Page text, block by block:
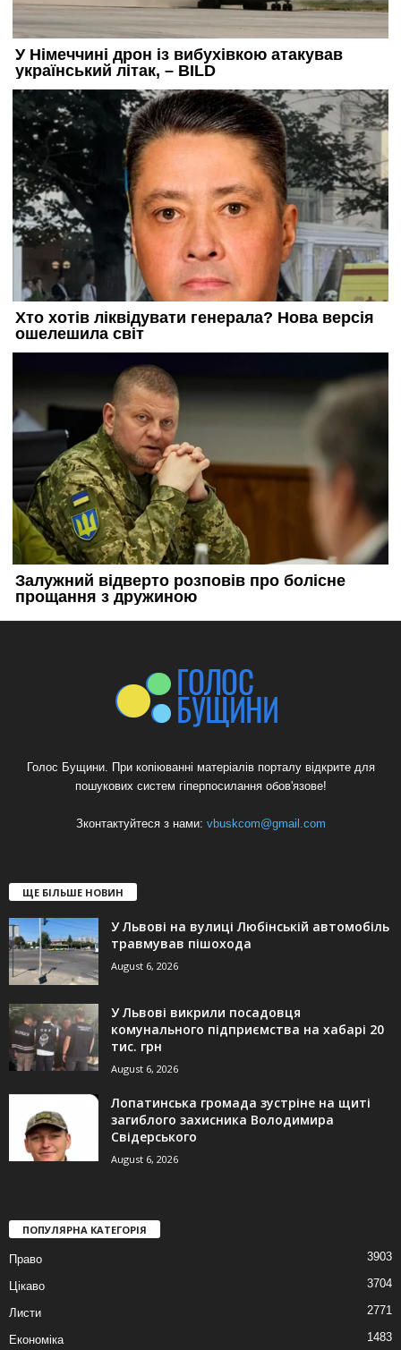
Голос Бущини. При копіюванні матеріалів порталу відкрите для
пошукових систем гіперпосилання обов'язове!
Зконтактуйтеся з нами: vbuskcom@gmail.com
ЩЕ БІЛЬШЕ НОВИН
У Львові на вулиці Любінській автомобіль
травмував пішохода
August 6, 2026
У Львові викрили посадовця
комунального підприємства на хабарі 20
тис. грн
August 6, 2026
Лопатинська громада зустріне на щиті
загиблого захисника Володимира
Свідерського
August 6, 2026
ПОПУЛЯРНА КАТЕГОРІЯ
Право 3903
Цікаво 3704
Листи 2771
Економіка 1483